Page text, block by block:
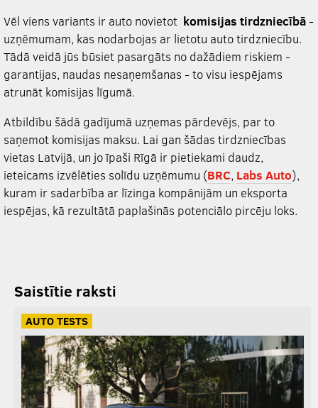
Vēl viens variants ir auto novietot komisijas tirdzniecībā -
uzņēmumam, kas nodarbojas ar lietotu auto tirdzniecību.
Tādā veidā jūs būsiet pasargāts no dažādiem riskiem -
garantijas, naudas nesaņemšanas - to visu iespējams
atrunāt komisijas līgumā.
Atbildību šādā gadījumā uzņemas pārdevējs, par to
saņemot komisijas maksu. Lai gan šādas tirdzniecības
vietas Latvijā, un jo īpaši Rīgā ir pietiekami daudz,
ieteicams izvēlēties solīdu uzņēmumu (BRC, Labs Auto),
kuram ir sadarbība ar līzinga kompānijām un eksporta
iespējas, kā rezultātā paplašinās potenciālo pircēju loks.
Saistītie raksti
AUTO TESTS